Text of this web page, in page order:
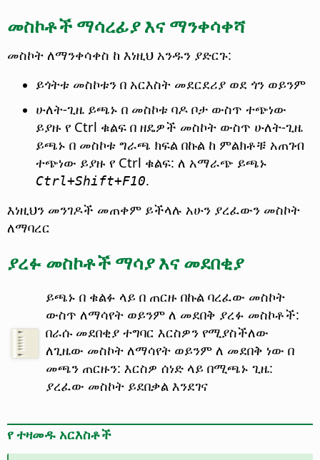
መስኮቶች ማሳረፊያ እና ማንቀሳቀሻ
መስኮት ለማንቀሳቀስ ከ እነዚህ አንዱን ያድርጉ:
ይጎትቱ መስኮቱን በ አርእስት መደርደሪያ ወደ ጎን ወይንም
ሁለት-ጊዜ ይጫኑ በ መስኮቱ ባዶ ቦታ ውስጥ ተጭነው
ይያዙ የ Ctrl ቁልፍ በ ዘዴዎች መስኮት ውስጥ ሁለት-ጊዜ
ይጫኑ በ መስኮቱ ግራጫ ክፍል በኩል ከ ምልክቶቹ አጠገብ
ተጭነው ይያዙ የ Ctrl ቁልፍ: ለ አማራጭ ይጫኑ
Ctrl+Shift+F10.
እነዚህን መንገዶች መጠቀም ይችላሉ አሁን ያረፈውን መስኮት
ለማባረር
ያረፉ መስኮቶች ማሳያ እና መደበቂያ
ይጫኑ በ ቁልፉ ላይ በ ጠርዙ በኩል ባረፈው መስኮት
ውስጥ ለማሳየት ወይንም ለ መደበቅ ያረፉ መስኮቶች:
በራሱ መደበቂያ ተግባር እርስዎን የሚያስችለው
ለጊዜው መስኮት ለማሳየት ወይንም ለ መደበቅ ነው በ
መጫን ጠርዙን: እርስዎ ሰነድ ላይ በሚጫኑ ጊዜ:
ያረፈው መስኮት ይደበቃል እንደገና
የ ተዛመዱ አርእስቶች